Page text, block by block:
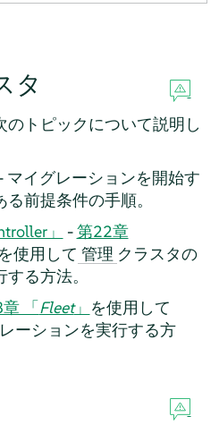
タ
のトピックについて説明し
マイグレーションを開始す
前提条件の手順。
」
-第22章
を使用して 管理 クラスタの
る方法。
「Fleet」 を使用して
ーションを実行する方